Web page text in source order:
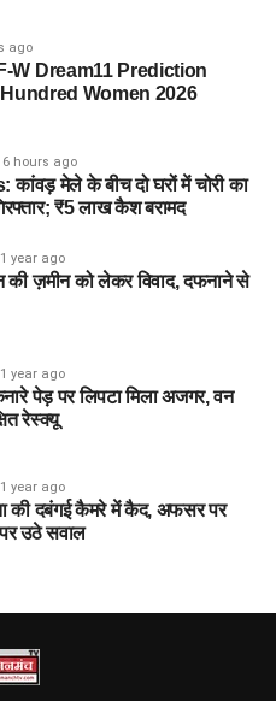
ago
W Dream11 Prediction
Women 2026
hours ago
मेले के बीच दो घरों में चोरी का
₹5 लाख कैश बरामद
1 year ago
की ज़मीन को लेकर विवाद, दफनाने से
1 year ago
पेड़ पर लिपटा मिला अजगर, वन
रेस्क्यू
1 year ago
की दबंगई कैमरे में कैद, अफसर पर
उठे सवाल